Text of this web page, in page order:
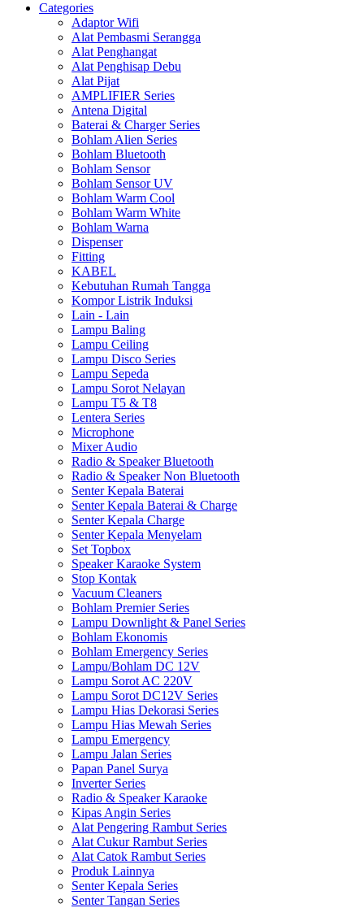
Categories
Adaptor Wifi
Alat Pembasmi Serangga
Alat Penghangat
Alat Penghisap Debu
Alat Pijat
AMPLIFIER Series
Antena Digital
Baterai & Charger Series
Bohlam Alien Series
Bohlam Bluetooth
Bohlam Sensor
Bohlam Sensor UV
Bohlam Warm Cool
Bohlam Warm White
Bohlam Warna
Dispenser
Fitting
KABEL
Kebutuhan Rumah Tangga
Kompor Listrik Induksi
Lain - Lain
Lampu Baling
Lampu Ceiling
Lampu Disco Series
Lampu Sepeda
Lampu Sorot Nelayan
Lampu T5 & T8
Lentera Series
Microphone
Mixer Audio
Radio & Speaker Bluetooth
Radio & Speaker Non Bluetooth
Senter Kepala Baterai
Senter Kepala Baterai & Charge
Senter Kepala Charge
Senter Kepala Menyelam
Set Topbox
Speaker Karaoke System
Stop Kontak
Vacuum Cleaners
Bohlam Premier Series
Lampu Downlight & Panel Series
Bohlam Ekonomis
Bohlam Emergency Series
Lampu/Bohlam DC 12V
Lampu Sorot AC 220V
Lampu Sorot DC12V Series
Lampu Hias Dekorasi Series
Lampu Hias Mewah Series
Lampu Emergency
Lampu Jalan Series
Papan Panel Surya
Inverter Series
Radio & Speaker Karaoke
Kipas Angin Series
Alat Pengering Rambut Series
Alat Cukur Rambut Series
Alat Catok Rambut Series
Produk Lainnya
Senter Kepala Series
Senter Tangan Series